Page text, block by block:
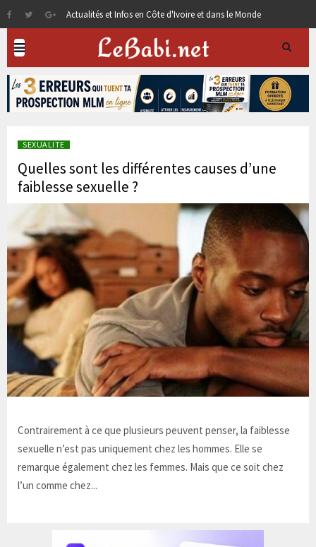
Actualités et Infos en Côte d'Ivoire et dans le Monde
SEXUALITE
Quelles sont les différentes causes d’une
faiblesse sexuelle ?
Contrairement à ce que plusieurs peuvent penser, la faiblesse
sexuelle n’est pas uniquement chez les hommes. Elle se
remarque également chez les femmes. Mais que ce soit chez
l’un comme chez...